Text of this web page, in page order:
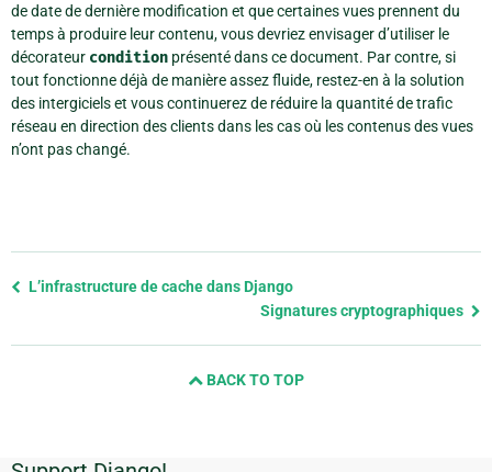
de date de dernière modification et que certaines vues prennent du
temps à produire leur contenu, vous devriez envisager d’utiliser le
décorateur condition présenté dans ce document. Par contre, si
tout fonctionne déjà de manière assez fluide, restez-en à la solution
des intergiciels et vous continuerez de réduire la quantité de trafic
réseau en direction des clients dans les cas où les contenus des vues
n’ont pas changé.
Previous
L’infrastructure de cache dans Django
Signatures cryptographiques
BACK TO TOP